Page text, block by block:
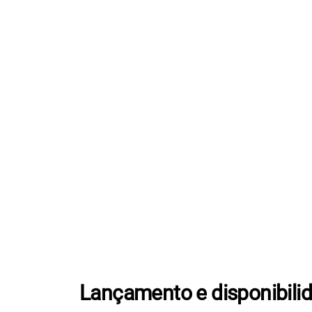
Lançamento e